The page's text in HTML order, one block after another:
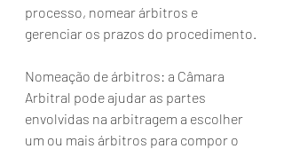
processo, nomear árbitros e
gerenciar os prazos do procedimento.
Nomeação de árbitros: a Câmara
Arbitral pode ajudar as partes
envolvidas na arbitragem a escolher
um ou mais árbitros para compor o